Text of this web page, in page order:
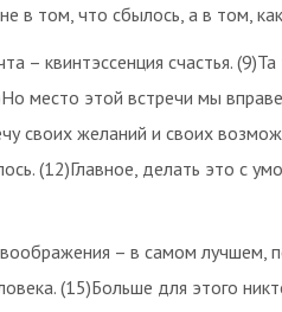
в том, что сбылось, а в том,
– квинтэссенция счастья.
место этой встречи мы
своих желаний и своих
(12)Главное, делать это с
– в самом лучшем,
(15)Больше для этого